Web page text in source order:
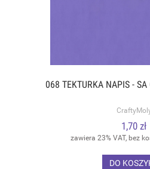
068 TEKTURKA NAPIS -
1,70 zł
zawiera 23% VAT, bez
DO